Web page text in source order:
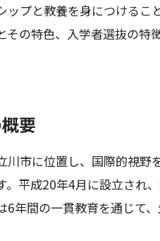
ップと教養を身につけるこ
の特色、入学者選抜の特
要
市に位置し、国際的視野
。平成20年4月に設立され
年間の一貫教育を通じて